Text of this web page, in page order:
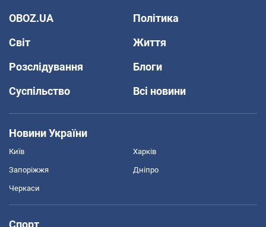
OBOZ.UA
Політика
Світ
Життя
Розслідування
Блоги
Суспільство
Всі новини
Новини України
Київ Харків
Запоріжжя Дніпро
Черкаси
Спорт